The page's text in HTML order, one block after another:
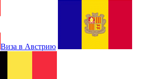
Виза в Австрию